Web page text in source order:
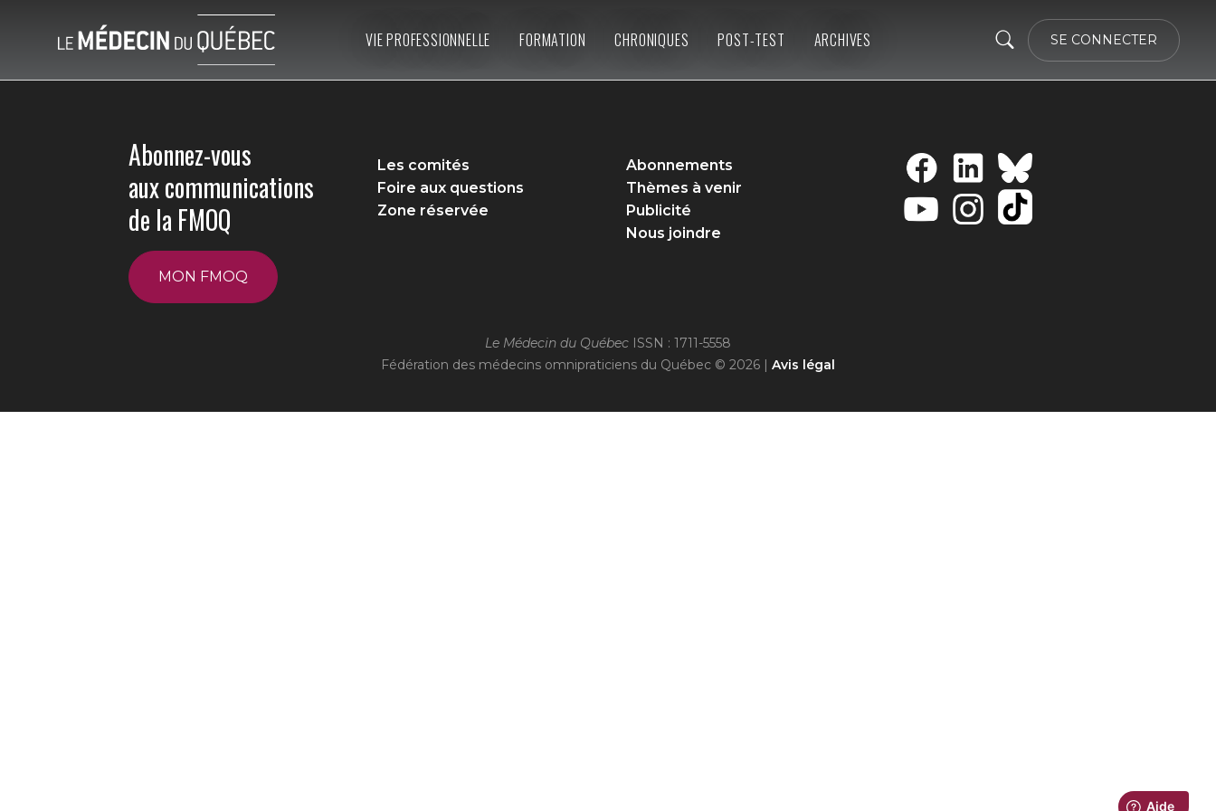
SE CONNECTER
VIE PROFESSIONNELLE FORMATION CHRONIQUES POST-TEST ARCHIVES
Abonnez-vous
aux communications
de la FMOQ
MON FMOQ
Les comités
Foire aux questions
Zone réservée
Abonnements
Thèmes à venir
Publicité
Nous joindre
Le Médecin du Québec ISSN : 1711-5558
Fédération des médecins omnipraticiens du Québec © 2026 | Avis légal